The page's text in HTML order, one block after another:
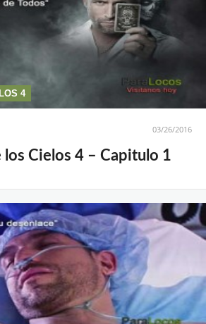
4
03/26/2016
los Cielos 4 – Capitulo 1